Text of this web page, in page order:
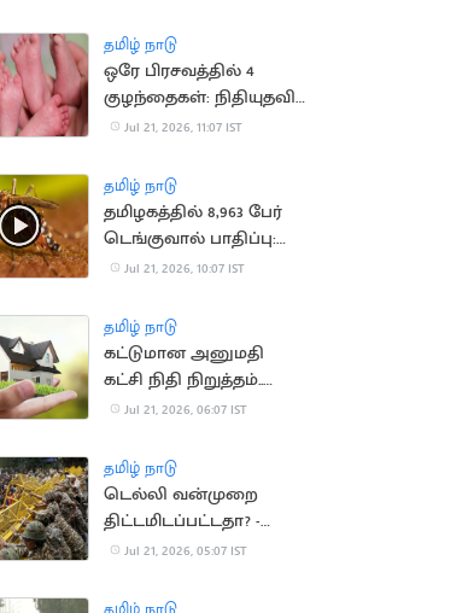
நீதிமன்றம் அதிருப்தி
தமிழ் நாடு
ஒரே பிரசவத்தில் 4
குழந்தைகள்: நிதியுதவி
கோரும் ஆஸ்திரேலிய
Jul 21, 2026, 11:07 IST
தமிழ் நாடு
தமிழகத்தில் 8,963 பேர்
டெங்குவால் பாதிப்பு:
சுகாதாரத்துறை தகவல்
Jul 21, 2026, 10:07 IST
தமிழ் நாடு
கட்டுமான அனுமதி
கட்சி நிதி நிறுத்தம்..
வீடுகள் விலை
Jul 21, 2026, 06:07 IST
தமிழ் நாடு
டெல்லி வன்முறை
திட்டமிடப்பட்டதா? -
விசாரணை தீவிரம்
Jul 21, 2026, 05:07 IST